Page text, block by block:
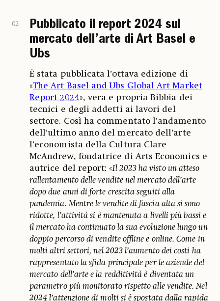
02
Pubblicato il report 2024 sul
mercato dell’arte di Art Basel e
Ubs
È stata pubblicata l’ottava edizione di
«The Art Basel and Ubs Global Art Market
Report 2024», vera e propria Bibbia dei
tecnici e degli addetti ai lavori del
settore. Così ha commentato l’andamento
dell’ultimo anno del mercato dell’arte
l’economista della Cultura Clare
McAndrew, fondatrice di Arts Economics e
autrice del report: «Il 2023 ha visto un atteso
rallentamento delle vendite nel mercato dell’arte
dopo due anni di forte crescita seguiti alla
pandemia. Mentre le vendite di fascia alta si sono
ridotte, l’attività si è mantenuta a livelli più bassi e
il mercato ha continuato la sua evoluzione lungo un
doppio percorso di vendite offline e online. Come in
molti altri settori, nel 2023 l’aumento dei costi ha
rappresentato la sfida principale per le aziende del
mercato dell’arte e la redditività è diventata un
parametro più monitorato rispetto alle vendite. Nel
2024 l’attenzione di molti si è spostata dalla rapida